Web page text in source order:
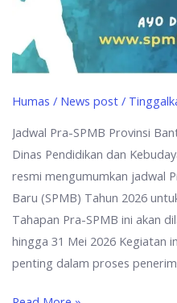
Humas / News post/
Jadwal Pra-SPMB Provinsi
Dinas Pendidikan dan
resmi mengumumkan jadwal
Baru (SPMB) Tahun 2026
Tahapan Pra-SPMB ini akan
hingga 31 Mei 2026 Kegiatan
penting dalam proses